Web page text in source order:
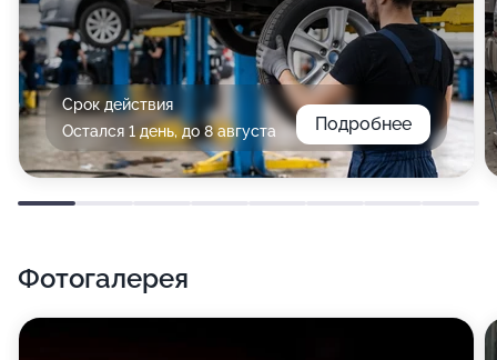
Срок действия
Остался 1 день, до 8 августа
Подробнее
Фотогалерея